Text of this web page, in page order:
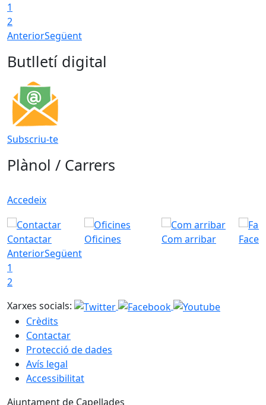
1
2
AnteriorSegüent
Butlletí digital
Subscriu-te
Plànol / Carrers
Accedeix
Contactar Oficines Com arribar
AnteriorSegüent
1
2
Xarxes socials:
Crèdits
Contactar
Protecció de dades
Avís legal
Accessibilitat
Ajuntament de Capellades